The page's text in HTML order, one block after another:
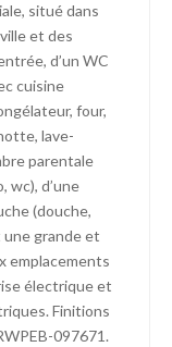
situé dans
et des
d’un WC
cuisine
four,
lave-
parentale
wc), d’une
(douche,
une grande et
emplacements
électrique et
Finitions
097671.